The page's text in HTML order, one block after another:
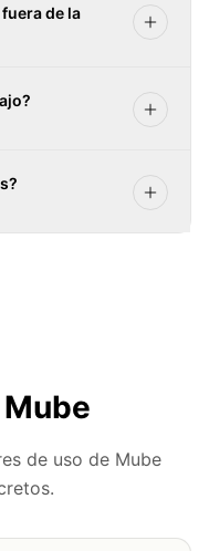
de la
de uso de Mube